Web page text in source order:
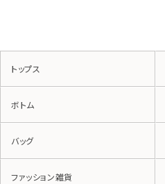
トップス
ボトム
バッグ
ファッション雑貨